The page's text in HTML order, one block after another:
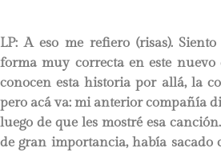
LP: A eso me refiero (risas).
forma muy correcta en este nuevo
conocen esta historia por allá, la
pero acá va: mi anterior compañía
luego de que les mostré esa
de gran importancia, había sacado